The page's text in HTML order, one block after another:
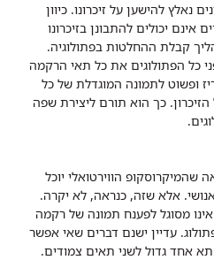
נאלץ להישען על זיכרונו. כיוון
יכולים להתבונן בזיכרונו
קבלת ההחלטות בפתולוגיה.
כל הפתולוגים את כל תאי הרקמה
ופשוט לתמונה המוגדלת של כל
כך הוא תורם ליצירת שפה
שהמיקרוסקופ הווירטואלי יוכל
אלא שזה, כנראה, לא יקרה.
מסוגל לפענח תמונה של רקמה
עדיין ישנם דברים שאי אפשר
אחד גדול לשני תאים צמודים.